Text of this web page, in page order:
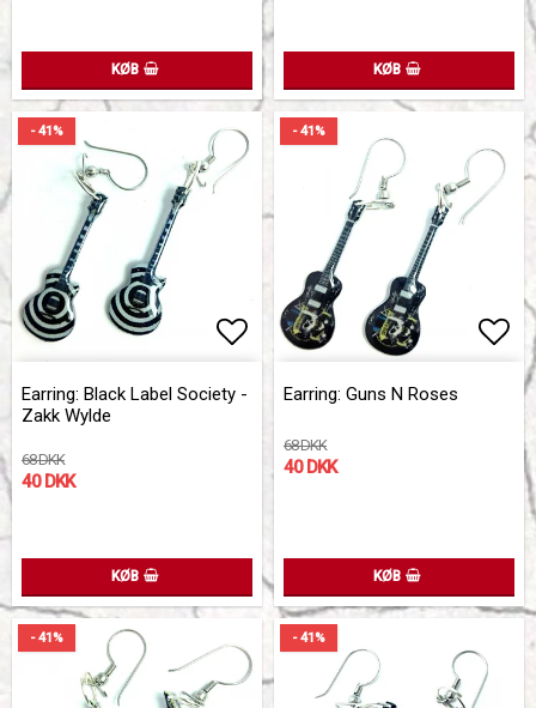
KØB KØB
- 41%
Add to list of favorites
Add to list of favorites
Earring: Black Label Society -
Zakk Wylde
68 DKK
40 DKK
KØB
- 41%
Earring: Guns N Roses
68 DKK
40 DKK
KØB
- 41% - 41%